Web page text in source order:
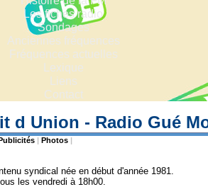
Les fiches radio
Sondages
Anciennes fréquences
Fréquences actuelles
Lexique
Liens
Contact
d Union - Radio Gué
| Photos |
syndical née en début d'année 1981.
les vendredi à 18h00.